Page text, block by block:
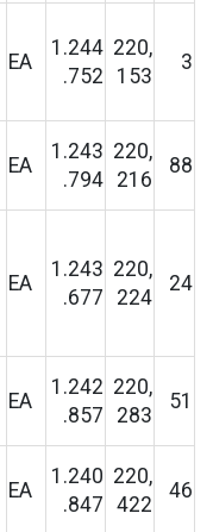
EA
1.244
.752
220,
153
3
EA
1.243
.794
220,
216
88
EA
1.243
.677
220,
224
24
EA
1.242
.857
220,
283
51
EA
1.240
.847
220,
422
46